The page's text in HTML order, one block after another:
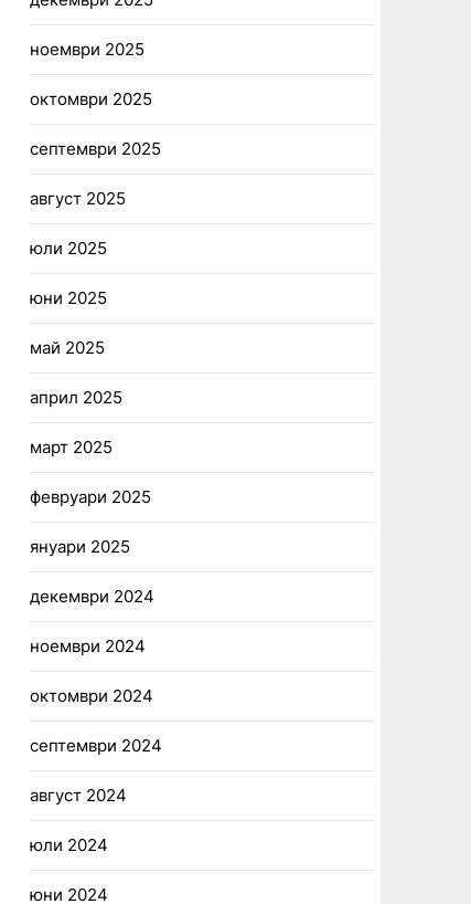
ноември 2025
октомври 2025
септември 2025
август 2025
юли 2025
юни 2025
май 2025
април 2025
март 2025
февруари 2025
януари 2025
декември 2024
ноември 2024
октомври 2024
септември 2024
август 2024
юли 2024
юни 2024